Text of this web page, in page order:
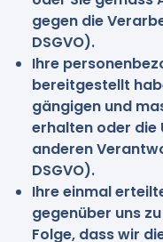
gegen die
DSGVO).
Ihre
bereitgestellt
gängigen und
erhalten oder die
anderen
DSGVO).
Ihre einmal
gegenüber uns
Folge, dass wir